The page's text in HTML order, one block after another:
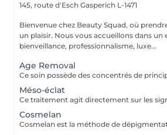
145, route d'Esch Gasperich L-1471
Bienvenue chez Beauty Squad, où
un plaisir. Nous vous accueillons dans un
bienveillance, professionnalisme, luxe...
Age Removal
Méso-éclat
Cosmelan